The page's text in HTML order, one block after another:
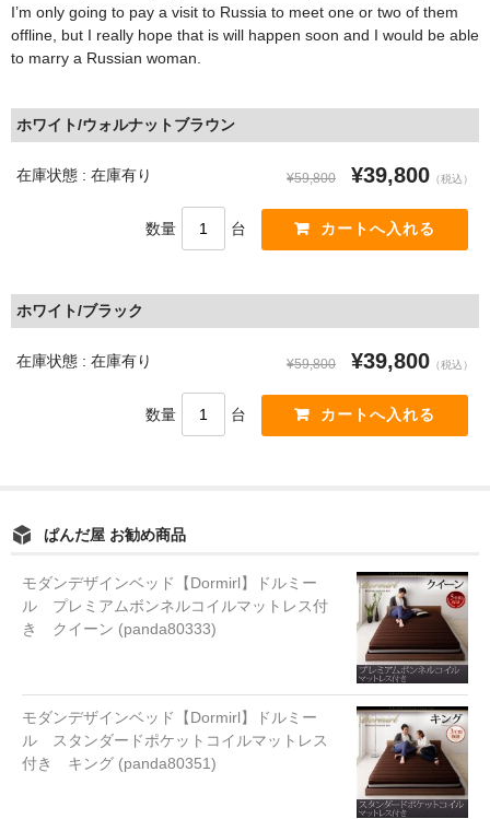
I’m only going to pay a visit to Russia to meet one or two of them
offline, but I really hope that is will happen soon and I would be able
to marry a Russian woman.
ホワイト/ウォルナットブラウン
在庫状態 : 在庫有り ¥59,800 ¥39,800 （税込）
数量 台
ホワイト/ブラック
在庫状態 : 在庫有り ¥59,800 ¥39,800 （税込）
数量 台
ぱんだ屋 お勧め商品
モダンデザインベッド【Dormirl】ドルミー
ル プレミアムボンネルコイルマットレス付
き クイーン (panda80333)
モダンデザインベッド【Dormirl】ドルミー
ル スタンダードポケットコイルマットレス
付き キング (panda80351)